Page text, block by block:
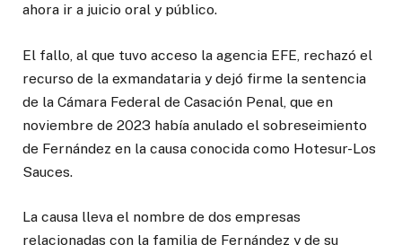
ahora ir a juicio oral y público.
El fallo, al que tuvo acceso la agencia EFE, rechazó el
recurso de la exmandataria y dejó firme la sentencia
de la Cámara Federal de Casación Penal, que en
noviembre de 2023 había anulado el sobreseimiento
de Fernández en la causa conocida como Hotesur-Los
Sauces.
La causa lleva el nombre de dos empresas
relacionadas con la familia de Fernández y de su